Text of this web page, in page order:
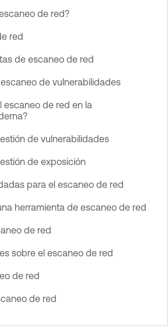
de red?
red
de escaneo de red
de vulnerabilidades
escaneo de red en la
de vulnerabilidades
de exposición
para el escaneo de red
herramienta de escaneo de red
de red
sobre el escaneo de red
de red
de red